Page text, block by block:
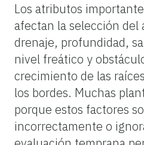
Los atributos
afectan la selección del
drenaje, profundidad,
nivel freático y
crecimiento de las
los bordes. Muchas
porque estos factores
incorrectamente o